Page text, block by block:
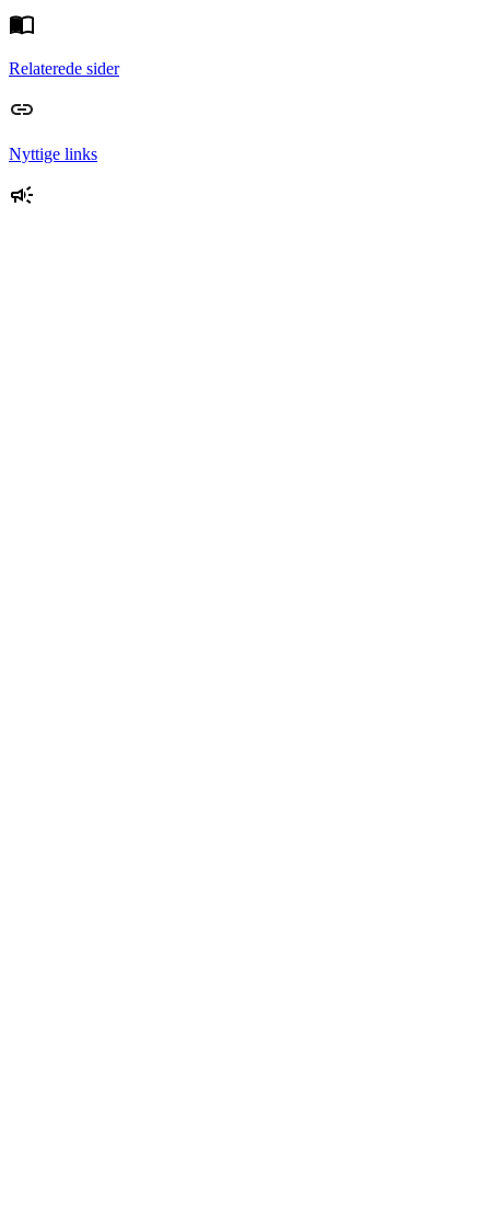
Relaterede sider
Nyttige links